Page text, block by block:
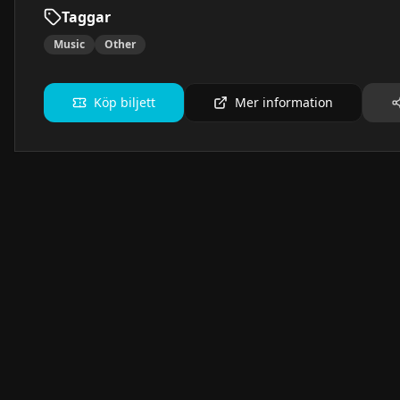
Taggar
Music Other
Köp biljett Mer information